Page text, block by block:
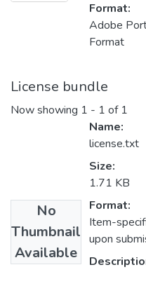
Format:
Adobe
Format
License bundle
Now showing 1 - 1 of 1
No
Thumbnail
Available
Name:
license.txt
Size:
1.71 KB
Format:
Item-
upon